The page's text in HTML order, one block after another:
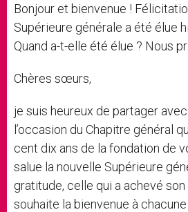
Bonjour et bienvenue !
Supérieure générale a été élue
Quand a-t-elle été élue ? Nous
Chères sœurs,
je suis heureux de partager
l’occasion du Chapitre général
cent dix ans de la fondation de
salue la nouvelle Supérieure
gratitude, celle qui a achevé
souhaite la bienvenue à chacune